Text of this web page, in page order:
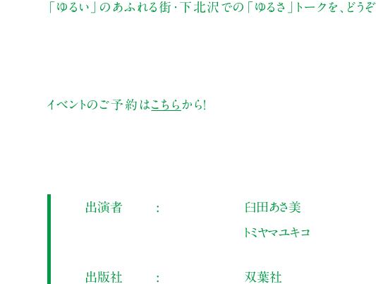
「ゆるい」のあふれる街・下北沢での「ゆるさ」トークを、どう
イベントのご予約はこちら から！
出演者
臼田あさ美
トミヤマユキコ
出版社 双葉社